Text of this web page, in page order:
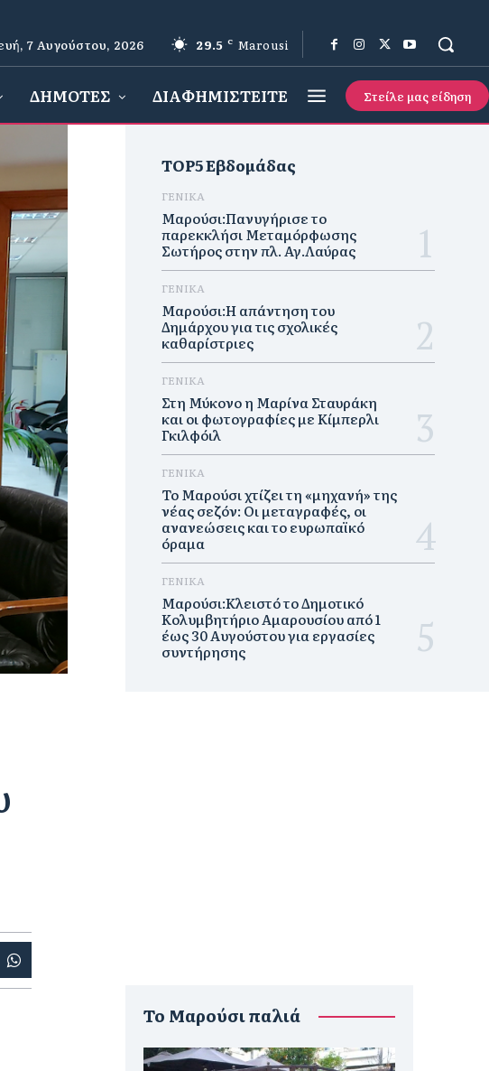
7 Αυγούστου, 2026 29.5 C Marousi
ΔΗΜΟΤΕΣ ΔΙΑΦΗΜΙΣΤΕΙΤΕ Στείλε μας είδηση
TOP5 Εβδομάδας
ΓΕΝΙΚΑ
Μαρούσι:Πανυγήρισε το
παρεκκλήσι Μεταμόρφωσης
Σωτήρος στην πλ. Αγ.Λαύρας
ΓΕΝΙΚΑ
Μαρούσι:Η απάντηση του
Δημάρχου για τις σχολικές
καθαρίστριες
ΓΕΝΙΚΑ
Στη Μύκονο η Μαρίνα Σταυράκη
και οι φωτογραφίες με Κίμπερλι
Γκιλφόιλ
ΓΕΝΙΚΑ
Το Μαρούσι χτίζει τη «μηχανή» της
νέας σεζόν: Οι μεταγραφές, οι
ανανεώσεις και το ευρωπαϊκό
όραμα
ΓΕΝΙΚΑ
Μαρούσι:Κλειστό το Δημοτικό
Κολυμβητήριο Αμαρουσίου από 1
έως 30 Αυγούστου για εργασίες
συντήρησης
To Μαρούσι παλιά